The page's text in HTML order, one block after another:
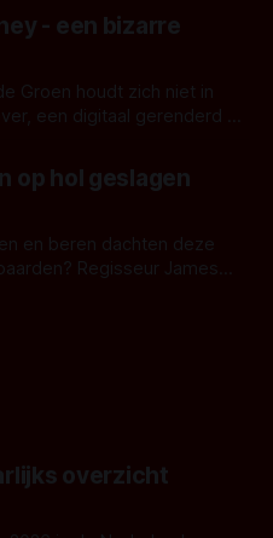
feature waarvoor de
- een bizarre
Groen houdt zich niet in
een digitaal gerenderd en
maar onheilspellends,
De Groen met ieder woord
op hol geslagen
en beren dachten deze
Regisseur James
overzicht